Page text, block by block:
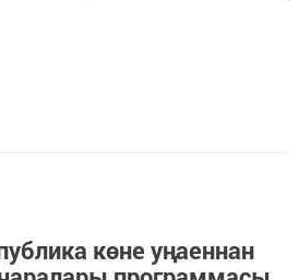
көне уңаеннан